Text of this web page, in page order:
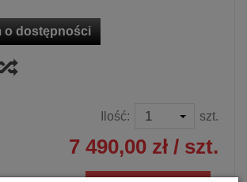
o dostępności
Ilość: szt.
7 490,00 zł / szt.